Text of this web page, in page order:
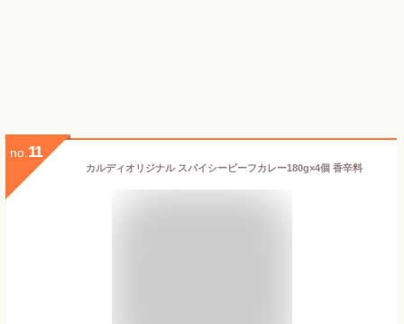
no. 11
カルディオリジナル スパイシービーフカレー180g×4個 香辛料